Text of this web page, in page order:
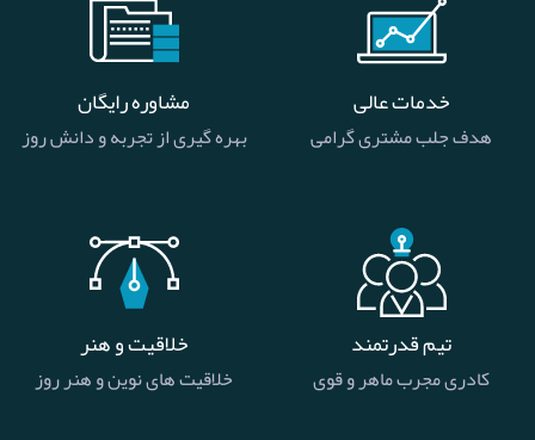
خدمات عالی
هدف جلب مشتری گرامی
مشاوره رایگان
بهره گیری از تجربه و دانش روز
تیم قدرتمند
کادری مجرب ماهر و قوی
خلاقیت و هنر
خلاقیت های نوین و هنر روز